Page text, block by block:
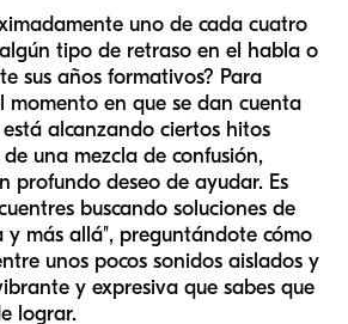
uno de cada cuatro
tipo de retraso en el habla o
sus años formativos? Para
momento en que se dan cuenta
alcanzando ciertos hitos
una mezcla de confusión,
profundo deseo de ayudar. Es
buscando soluciones de
y más allá", preguntándote cómo
unos pocos sonidos aislados y
y expresiva que sabes que
lograr.